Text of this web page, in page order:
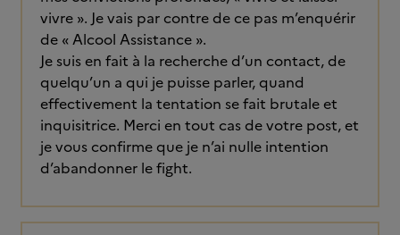
vivre ». Je vais par contre de ce pas m’enquérir
de « Alcool Assistance ».
Je suis en fait à la recherche d’un contact, de
quelqu’un a qui je puisse parler, quand
effectivement la tentation se fait brutale et
inquisitrice. Merci en tout cas de votre post, et
je vous confirme que je n’ai nulle intention
d’abandonner le fight.